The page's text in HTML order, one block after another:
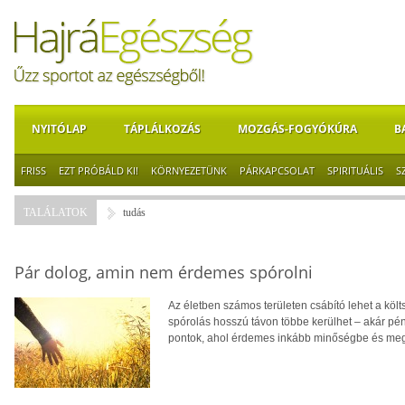
NYITÓLAP TÁPLÁLKOZÁS MOZGÁS-FOGYÓKÚRA
FRISS EZT PRÓBÁLD KI! KÖRNYEZETÜNK PÁRKAPCSOLAT SPIRITUÁLIS
TALÁLATOK tudás
Pár dolog, amin nem érdemes spórolni
Az életben számos területen csábító lehet a
spórolás hosszú távon többe kerülhet – akár
pontok, ahol érdemes inkább minőségbe és